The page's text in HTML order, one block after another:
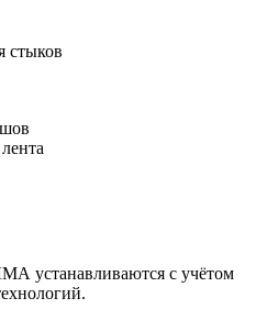
стыков
устанавливаются с учётом